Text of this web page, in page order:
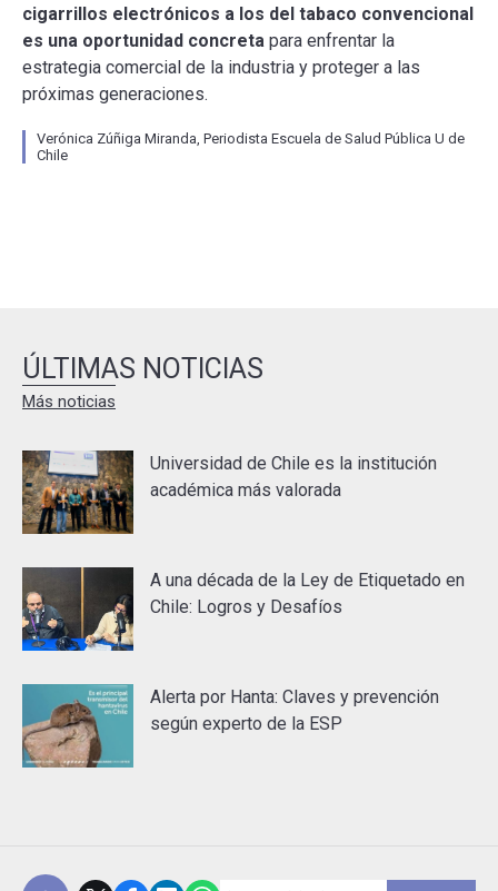
cigarrillos electrónicos a los del tabaco convencional
es una oportunidad concreta para enfrentar la
estrategia comercial de la industria y proteger a las
próximas generaciones.
Verónica Zúñiga Miranda, Periodista Escuela de Salud Pública U de
Chile
ÚLTIMAS NOTICIAS
Más noticias
Universidad de Chile es la institución
académica más valorada
A una década de la Ley de Etiquetado en
Chile: Logros y Desafíos
Alerta por Hanta: Claves y prevención
según experto de la ESP